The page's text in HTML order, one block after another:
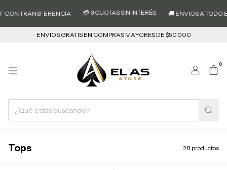
💳 3 CUOTAS SIN INTERÉS 🚚 ENVIOS A TODO EL PAIS
ENVIOS GRATIS EN COMPRAS MAYORES DE $50.000
0
Tops 28 productos